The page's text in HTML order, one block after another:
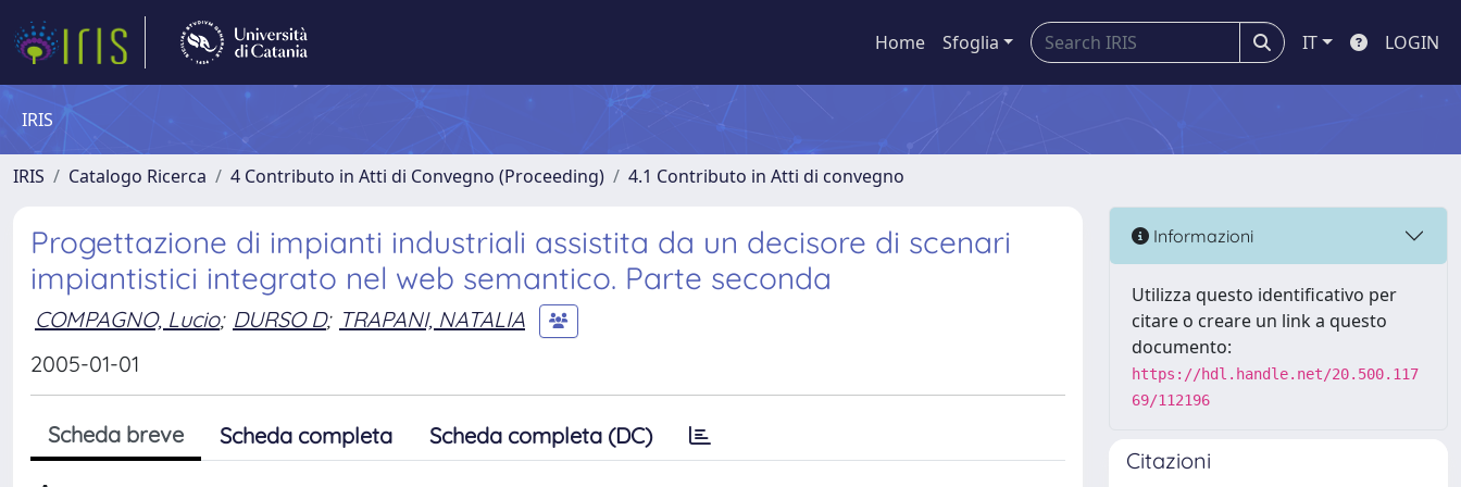
Home Sfoglia IT LOGIN
IRIS
IRIS Catalogo Ricerca 4 Contributo in Atti di Convegno (Proceeding) 4.1 Contributo in Atti di convegno
Progettazione di impianti industriali assistita da un decisore di scenari
impiantistici integrato nel web semantico. Parte seconda
COMPAGNO, Lucio; DURSO D; TRAPANI, NATALIA
2005-01-01
Scheda breve Scheda completa Scheda completa (DC)
Informazioni
Utilizza questo identificativo per
citare o creare un link a questo
documento:
https://hdl.handle.net/20.500.117
69/112196
Citazioni